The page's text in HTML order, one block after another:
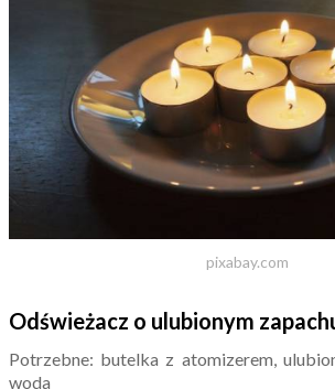
pixabay.com
Odświeżacz o ulubionym
Potrzebne: butelka z atomizerem,
woda